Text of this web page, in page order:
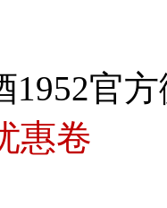
1952官
惠卷